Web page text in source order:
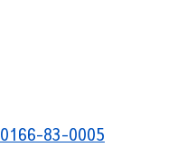
0166-83-0005